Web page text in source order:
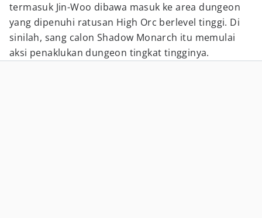
termasuk Jin-Woo dibawa masuk ke area dungeon
yang dipenuhi ratusan High Orc berlevel tinggi. Di
sinilah, sang calon Shadow Monarch itu memulai
aksi penaklukan dungeon tingkat tingginya.